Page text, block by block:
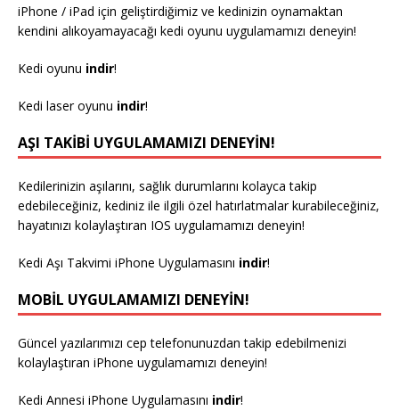
iPhone / iPad için geliştirdiğimiz ve kedinizin oynamaktan
kendini alıkoyamayacağı kedi oyunu uygulamamızı deneyin!
Kedi oyunu indir!
Kedi laser oyunu indir!
AŞI TAKIBI UYGULAMAMIZI DENEYIN!
Kedilerinizin aşılarını, sağlık durumlarını kolayca takip
edebileceğiniz, kediniz ile ilgili özel hatırlatmalar kurabileceğiniz,
hayatınızı kolaylaştıran IOS uygulamamızı deneyin!
Kedi Aşı Takvimi iPhone Uygulamasını indir!
MOBIL UYGULAMAMIZI DENEYIN!
Güncel yazılarımızı cep telefonunuzdan takip edebilmenizi
kolaylaştıran iPhone uygulamamızı deneyin!
Kedi Annesi iPhone Uygulamasını indir!